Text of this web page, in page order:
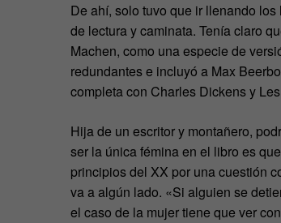
De ahí, solo tuvo que ir llenando
de lectura y caminata. Tenía claro
Machen, como una especie de
redundantes e incluyó a Max
completa con Charles Dickens y
Hija de un escritor y montañero,
ser la única fémina en el libro es
principios del XX por una cuestión
va a algún lado. «Si alguien se
el caso de la mujer tiene que ver